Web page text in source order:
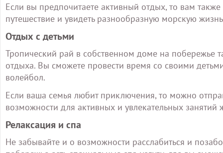
Если вы предпочитаете активный отдых, то вам
путешествие и увидеть разнообразную морскую
Отдых с детьми
Тропический рай в собственном доме на побережье
отдыха. Вы сможете провести время со своими
волейбол.
Если ваша семья любит приключения, то можно
возможности для активных и увлекательных
Релаксация и спа
Не забывайте и о возможности расслабиться и